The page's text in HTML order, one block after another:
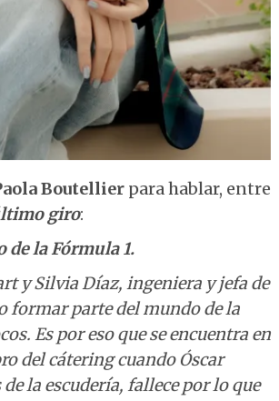
Boutellier para hablar, entre
giro:
la Fórmula 1.
y Silvia Díaz, ingeniera y jefa de
formar parte del mundo de la
Es por eso que se encuentra en
del cátering cuando Óscar
la escudería, fallece por lo que